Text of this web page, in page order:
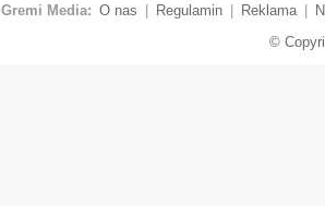
Gremi Media: O nas Regulamin Reklama
©